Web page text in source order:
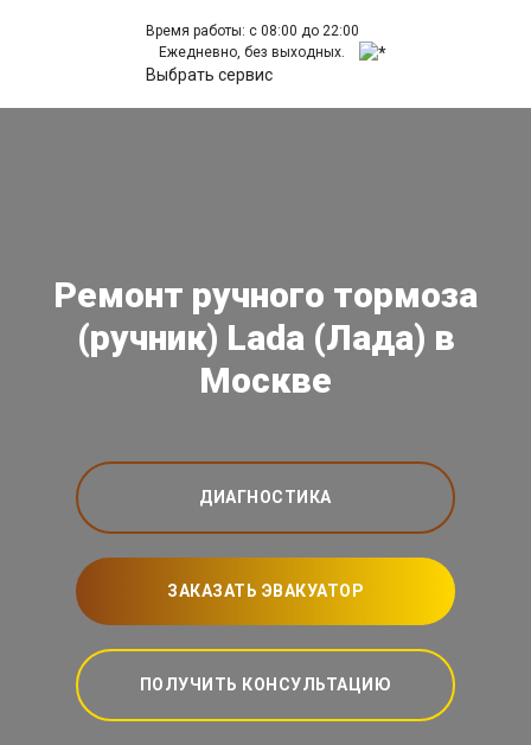
Время работы: с 08:00 до 22:00
Ежедневно, без выходных.
Выбрать сервис
Ремонт ручного тормоза
(ручник) Lada (Лада) в
Москве
ДИАГНОСТИКА
ЗАКАЗАТЬ ЭВАКУАТОР
ПОЛУЧИТЬ КОНСУЛЬТАЦИЮ